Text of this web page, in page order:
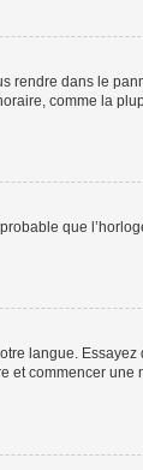
rendre dans le
comme la
que
langue.
commencer